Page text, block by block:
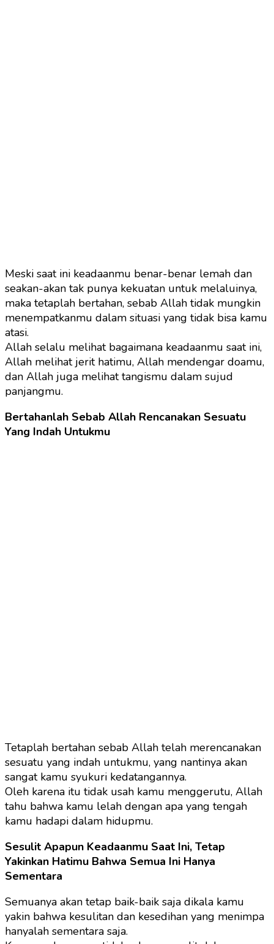
Meski saat ini keadaanmu benar-benar lemah dan
seakan-akan tak punya kekuatan untuk melaluinya,
maka tetaplah bertahan, sebab Allah tidak mungkin
menempatkanmu dalam situasi yang tidak bisa kamu
atasi.
Allah selalu melihat bagaimana keadaanmu saat ini,
Allah melihat jerit hatimu, Allah mendengar doamu,
dan Allah juga melihat tangismu dalam sujud
panjangmu.
Bertahanlah Sebab Allah Rencanakan Sesuatu
Yang Indah Untukmu
Tetaplah bertahan sebab Allah telah merencanakan
sesuatu yang indah untukmu, yang nantinya akan
sangat kamu syukuri kedatangannya.
Oleh karena itu tidak usah kamu menggerutu, Allah
tahu bahwa kamu lelah dengan apa yang tengah
kamu hadapi dalam hidupmu.
Sesulit Apapun Keadaanmu Saat Ini, Tetap
Yakinkan Hatimu Bahwa Semua Ini Hanya
Sementara
Semuanya akan tetap baik-baik saja dikala kamu
yakin bahwa kesulitan dan kesedihan yang menimpa
hanyalah sementara saja.